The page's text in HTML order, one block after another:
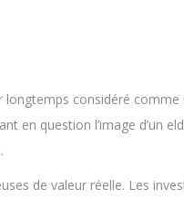
considéré comme
en question l’image d’un
de valeur réelle. Les